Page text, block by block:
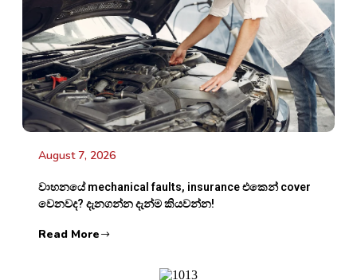
August 7, 2026
වාහනයේ mechanical faults, insurance එකෙන් cover
වෙනවද? දැනගන්න දැන්ම කියවන්න!
Read More